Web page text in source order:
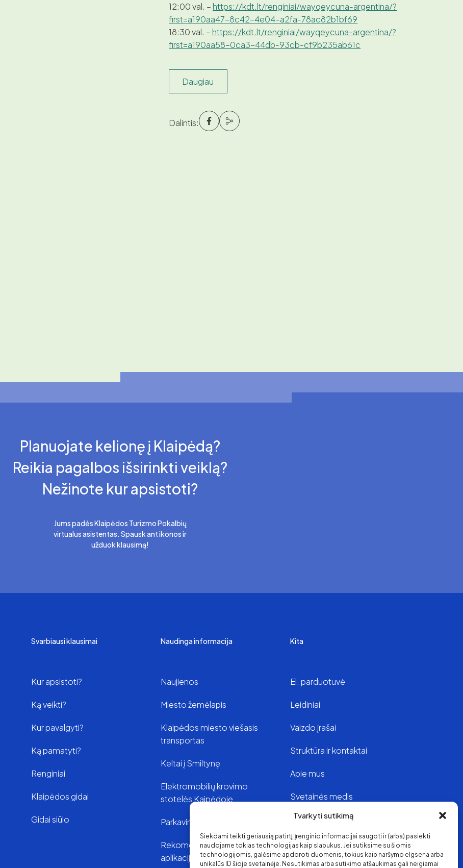
Tvarkyti sutikimą
Siekdami teikti geriausią patirtį, įrenginio informacijai saugoti ir (arba) pasiekti
naudojame tokias technologijas kaip slapukus. Jei sutiksime su šiomis
technologijomis, galėsime apdoroti duomenis, tokius kaip naršymo elgsena arba
unikalūs ID šioje svetainėje. Nesutikimas arba sutikimo atšaukimas gali neigiamai
12:00 val. –https://kdt.lt/renginiai/wayqeycuna-argentina/?
first=a190aa47-8c42-4e04-a2fa-78ac82b1bf69
18:30 val. –https://kdt.lt/renginiai/wayqeycuna-argentina/?
first=a190aa58-0ca3-44db-93cb-cf9b235ab61c
Daugiau
Dalintis:
Planuojate kelionę į Klaipėdą?
Reikia pagalbos išsirinkti veiklą?
Nežinote kur apsistoti?
Jums padės Klaipėdos Turizmo Pokalbių
virtualus asistentas. Spausk ant ikonos ir
užduok klausimą!
Svarbiausi klausimai
Kur apsistoti?
Ką veikti?
Kur pavalgyti?
Ką pamatyti?
Renginiai
Klaipėdos gidai
Gidai siūlo
Naudinga informacija
Naujienos
Miesto žemėlapis
Klaipėdos miesto viešasis
transportas
Keltai į Smiltynę
Elektromobilių krovimo
stotelės Kaipėdoje
Parkavimas Klaipėdoje
Rekomenduojamos
aplikacijos
Kita
El. parduotuvė
Leidiniai
Vaizdo įrašai
Struktūra ir kontaktai
Apie mus
Svetainės medis